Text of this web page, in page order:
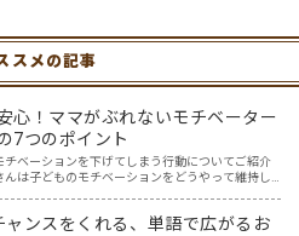
スメの「youtube動画」を紹介します…
スメの記事
心！ママがぶれないモチベーター
7つのポイント
チベーションを下げてしまう行動についてご紹介
んは子どものモチベーションをどうやって維持し
ャンスをくれる、単語で広がるお